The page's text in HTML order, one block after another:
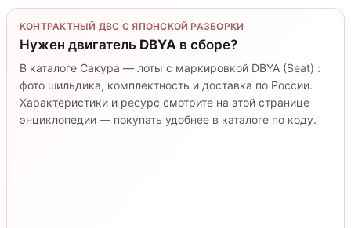
КОНТРАКТНЫЙ ДВС С ЯПОНСКОЙ РАЗБОРКИ
Нужен двигатель DBYA в сборе?
В каталоге Сакура — лоты с маркировкой DBYA (Seat) :
фото шильдика, комплектность и доставка по России.
Характеристики и ресурс смотрите на этой странице
энциклопедии — покупать удобнее в каталоге по коду.